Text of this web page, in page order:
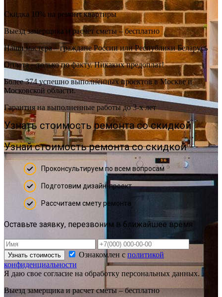
Скидка 10% на ремонт квартиры
Выезд замерщика и расчет сметы – бесплатно
Наши мастера – граждане России или Республики Беларусь
Оплата – только по факту. Никаких предоплат!
Более 374 успешно выполненных проектов в Москве и
Московской области.
Гарантия на выполненные работы до 3-х лет
Узнать стоимость ремонта со скидкой
Узнай стоимость ремонта со скидкой
Проконсультируем по всем вопросам
Подготовим дизайн-проект
Рассчитаем смету ремонта
Оставьте заявку, перезвоним в ближайшее время
Узнать стоимость Ознакомлен с политикой
конфиденциальности
Я даю свое согласие на обработку персональных данных.
Выезд замерщика и расчет сметы – бесплатно